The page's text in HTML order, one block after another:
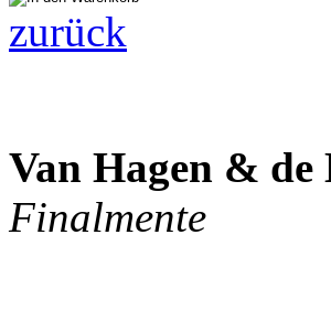
zurück
Van Hagen & de
Finalmente